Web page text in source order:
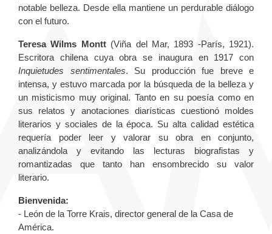
notable belleza. Desde ella mantiene un perdurable diálogo
con el futuro.
Teresa Wilms Montt(Viña del Mar, 1893 -París, 1921).
Escritora chilena cuya obra se inaugura en 1917 con
Inquietudes sentimentales. Su producción fue breve e
intensa, y estuvo marcada por la búsqueda de la belleza y
un misticismo muy original. Tanto en su poesía como en
sus relatos y anotaciones diarísticas cuestionó moldes
literarios y sociales de la época. Su alta calidad estética
requería poder leer y valorar su obra en conjunto,
analizándola y evitando las lecturas biografistas y
romantizadas que tanto han ensombrecido su valor
literario.
Bienvenida:
- León de la Torre Krais, director general de la Casa de
América.